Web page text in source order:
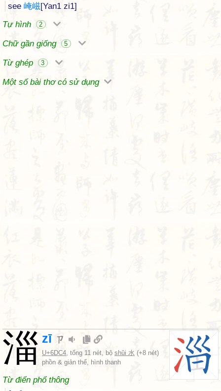
see 崦嵫[Yan1 zi1]
Tự hình
2
Chữ gần giống 5
Từ ghép 3
Một số bài thơ có sử dụng
淄 zī ㄗ
U+6DC4, tổng 11 nét, bộ shǔi 水 (+8 nét)
phồn & giản thể, hình thanh
Từ điển phổ thông